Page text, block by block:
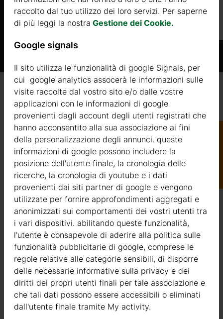
Qualità / garanzia / consulenza
Qualità
Siamo attivi nel settore della produzione di strutture in
legno dal 2004. Nel corso di questi anni, abbiamo
selezionato i migliori fornitori di legname. Utilizziamo
esclusivamente abete nordico a crescita lenta
proveniente da foreste certificate FSC nell’Europa del
Nord.
Il legno di abete nordico si distingue per le sue
caratteristiche ideali per la costruzione di case in legno. È
di colore molto chiaro, con pochi nodi ed è noto per la
sua resistenza al marciume, alla muffa ed agli insetti.
Oltre ad investire nel legname, continuiamo ad investire
raccolto dal tuo utilizzo dei loro servizi. Per saperne
di più leggi la nostra Gestione dei Cookie.
Google signals
Il sito utilizza le funzionalità di google Signals, per
cui google analytics assocerà le informazioni sulle
visite raccolte dal vostro sito e/o dalle vostre
applicazioni con le informazioni di google
provenienti dagli account degli utenti registrati che
hanno acconsentito alla sua associazione ai fini
della personalizzazione degli annunci. queste
informazioni di google possono includere la
posizione dell'utente finale, la cronologia delle
ricerche, la cronologia di youtube e i dati
provenienti dai siti partner di google e vengono
utilizzate per fornire approfondimenti aggregati e
anonimizzati sui comportamenti dei vostri utenti tra
i vari dispositivi. abilitando queste funzionalità,
l'utente è consapevole di aderire alla politica sulle
funzionalità pubblicitarie di google, comprese le
regole relative alle categorie sensibili, di disporre
delle necessarie informative sulla privacy e dei
diritti dei propri utenti finali per tale associazione e
che tali dati possono essere accessibili o eliminati
dall'utente finale tramite My activity.